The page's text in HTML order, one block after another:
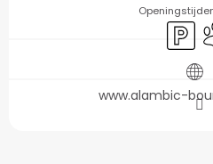
www.alambic-